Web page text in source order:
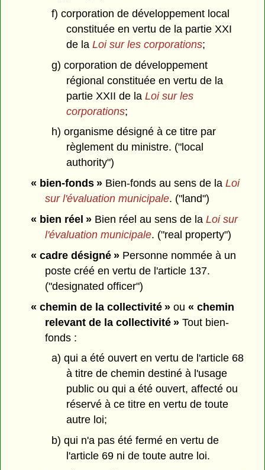
f) corporation de développement local
constituée en vertu de la partie XXI
de la Loi sur les corporations;
g) corporation de développement
régional constituée en vertu de la
partie XXII de la Loi sur les
corporations;
h) organisme désigné à ce titre par
règlement du ministre. ("local
authority")
« bien-fonds »Bien-fonds au sens de la Loi
sur l'évaluation municipale. ("land")
« bien réel »Bien réel au sens de la Loi sur
l'évaluation municipale. ("real property")
« cadre désigné »Personne nommée à un
poste créé en vertu de l'article 137.
("designated officer")
« chemin de la collectivité » ou « chemin
relevant de la collectivité » Tout bien-
fonds :
a) qui a été ouvert en vertu de l'article 68
à titre de chemin destiné à l'usage
public ou qui a été ouvert, affecté ou
réservé à ce titre en vertu de toute
autre loi;
b) qui n'a pas été fermé en vertu de
l'article 69 ni de toute autre loi.